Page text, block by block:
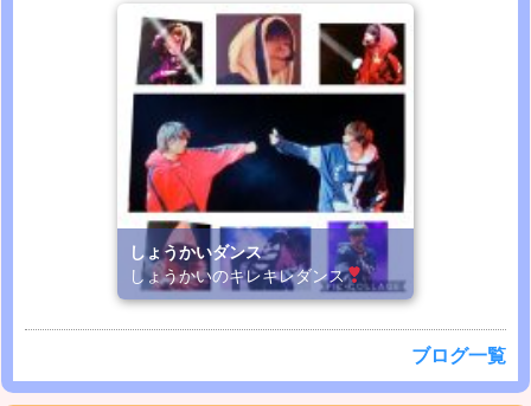
しょうかいダンス
しょうかいのキレキレダンス
ブログ一覧